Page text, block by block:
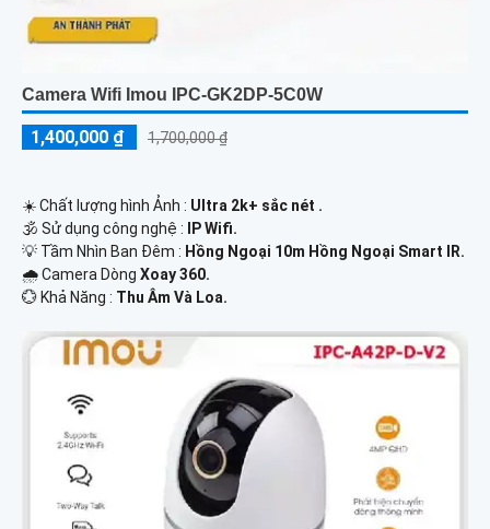
Camera Wifi Imou IPC-GK2DP-5C0W
1,400,000 ₫ 1,700,000 ₫
☀️ Chất lượng hình Ảnh : Ultra 2k+ sắc nét .
🕉️ Sử dụng công nghệ :
IP Wifi.
💡 Tầm Nhìn Ban Đêm : Hồng Ngoại 10m Hồng Ngoại Smart IR.
🌧️ Camera Dòng Xoay 360.
️💮 Khả Năng : Thu Âm Và Loa.